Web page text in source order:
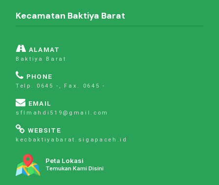
Kecamatan Baktiya Barat
ALAMAT
Baktiya Barat
PHONE
Telp. 0645 -, Fax. 0645 -
EMAIL
sflmahdi519@gmail.com
WEBSITE
kecbaktiyabarat.sigapaceh.id
Peta Lokasi
Temukan Kami Disini